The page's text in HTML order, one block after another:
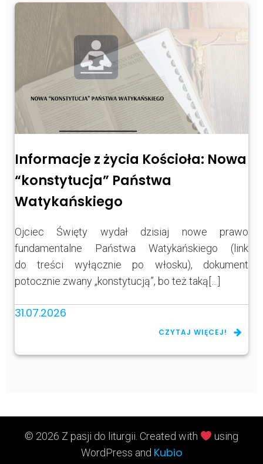
Informacje z życia Kościoła: Nowa
“konstytucja” Państwa
Watykańskiego
Ojciec Święty wydał dzisiaj nowe prawo
fundamentalne Państwa Watykańskiego (link
do treści wyłącznie po włosku), dokument
potocznie zwany „konstytucją”, bo też taką[…]
31.07.2026
CZYTAJ WIĘCEJ!
© 2026 Z pasji do liturgii. Created with
using
WordPress and Kubio